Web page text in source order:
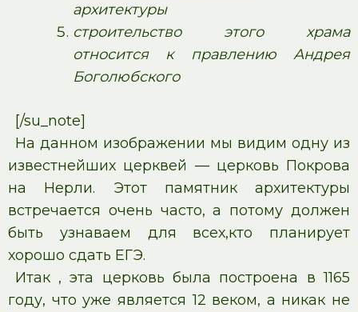
архитектуры
строительство этого храма
относится к правлению Андрея
Боголюбского
[/su_note]
На данном изображении мы видим одну из
известнейших церквей — церковь Покрова
на Нерли. Этот памятник архитектуры
встречается очень часто, а потому должен
быть узнаваем для всех,кто планирует
хорошо сдать ЕГЭ.
Итак , эта церковь была построена в 1165
году, что уже является 12 веком, а никак не